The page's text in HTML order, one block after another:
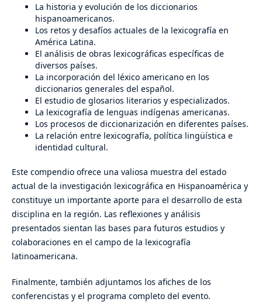
La historia y evolución de los diccionarios
hispanoamericanos.
Los retos y desafíos actuales de la lexicografía en
América Latina.
El análisis de obras lexicográficas específicas de
diversos países.
La incorporación del léxico americano en los
diccionarios generales del español.
El estudio de glosarios literarios y especializados.
La lexicografía de lenguas indígenas americanas.
Los procesos de diccionarización en diferentes países.
La relación entre lexicografía, política lingüística e
identidad cultural.
Este compendio ofrece una valiosa muestra del estado
actual de la investigación lexicográfica en Hispanoamérica y
constituye un importante aporte para el desarrollo de esta
disciplina en la región. Las reflexiones y análisis
presentados sientan las bases para futuros estudios y
colaboraciones en el campo de la lexicografía
latinoamericana.
Finalmente, también adjuntamos los afiches de los
conferencistas y el programa completo del evento.